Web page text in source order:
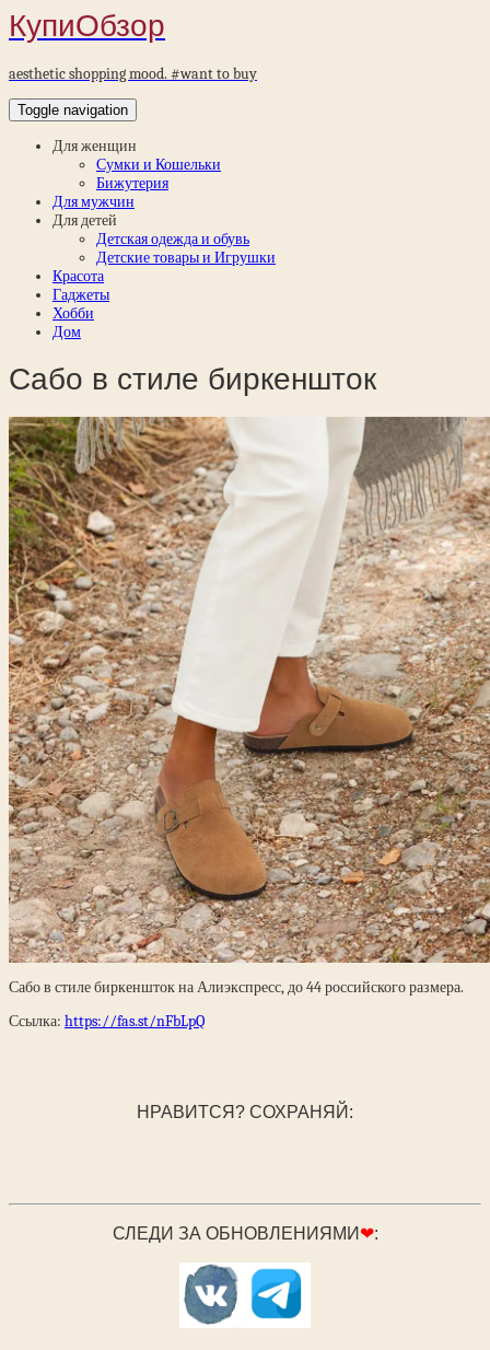
КупиОбзор
aesthetic shopping mood. #want to buy
Toggle navigation
Для женщин
Сумки и Кошельки
Бижутерия
Для мужчин
Для детей
Детская одежда и обувь
Детские товары и Игрушки
Красота
Гаджеты
Хобби
Дом
Сабо в стиле биркеншток
Сабо в стиле биркеншток на Алиэкспресс, до 44 российского размера.
Ссылка: https://fas.st/nFbLpQ
НРАВИТСЯ? СОХРАНЯЙ:
СЛЕДИ ЗА ОБНОВЛЕНИЯМИ ❤: